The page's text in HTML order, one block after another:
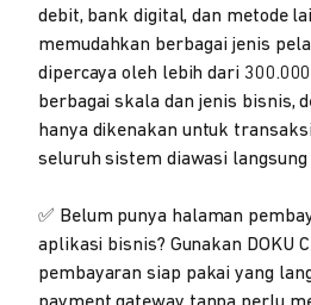
debit, bank digital, dan metode
memudahkan berbagai jenis
dipercaya oleh lebih dari
berbagai skala dan jenis bisnis,
hanya dikenakan untuk
seluruh sistem diawasi langsung
✅ Belum punya halaman
aplikasi bisnis? Gunakan DOKU
pembayaran siap pakai yang